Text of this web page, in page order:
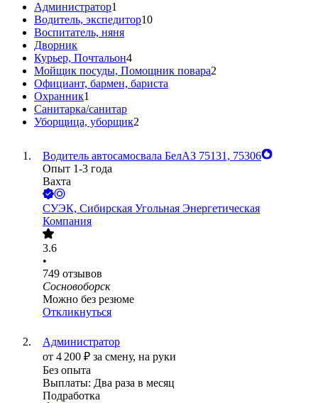
Администратор1
Водитель, экспедитор10
Воспитатель, няня
Дворник
Курьер, Почтальон4
Мойщик посуды, Помощник повара2
Официант, бармен, бариста
Охранник1
Санитарка/санитар
Уборщица, уборщик2
Водитель автосамосвала БелАЗ 75131, 75306
Опыт 1-3 года
Вахта
СУЭК, Сибирская Угольная Энергетическая
Компания
3.6
•
749 отзывов
Сосновоборск
Можно без резюме
Откликнуться
Администратор
от 4 200 ₽ за смену, на руки
Без опыта
Выплаты: Два раза в месяц
Подработка